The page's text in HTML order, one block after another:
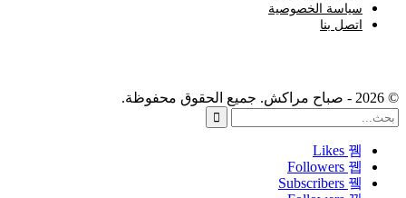
سياسة الخصوصية
اتصل بنا
© 2026 - صباح مراكش. جميع الحقوق محفوظة.